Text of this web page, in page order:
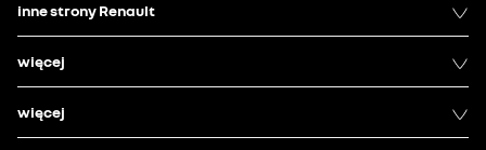
inne strony Renault
więcej
więcej